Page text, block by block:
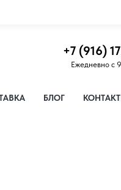
+7 (916)
Ежедневно с
БЛОГ